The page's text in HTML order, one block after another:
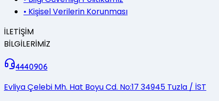
• Kişisel Verilerin Korunması
İLETİŞİM
BİLGİLERİMİZ
4440906
Evliya Çelebi Mh. Hat Boyu Cd. No:17 34945 Tuzla / İST